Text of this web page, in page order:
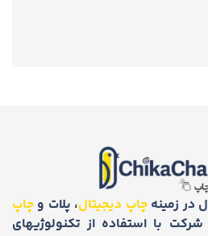
در زمینهچاپ دیجیتال، پلات و چاپ
با استفاده از تکنولوژیهای